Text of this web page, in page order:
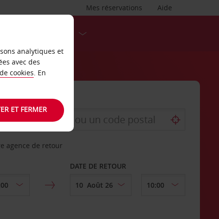
Aide
Mes réservations
agence de retour
DATE DE RETOUR
analytiques et
avec des
cookies. En
ET FERMER